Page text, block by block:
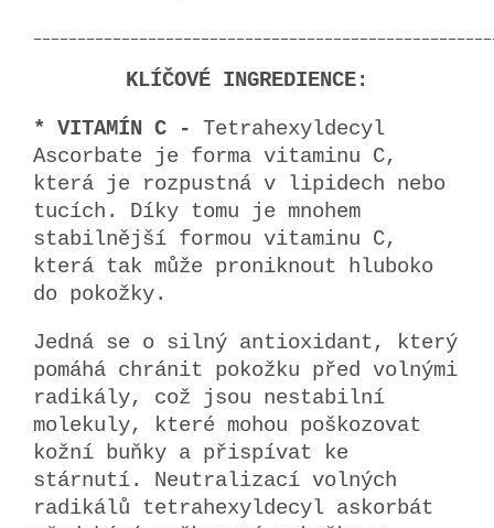
KLÍČOVÉ INGREDIENCE:
* VITAMÍN C - Tetrahexyldecyl
Ascorbate je forma vitaminu C,
která je rozpustná v lipidech nebo
tucích. Díky tomu je mnohem
stabilnější formou vitaminu C,
která tak může proniknout hluboko
do pokožky.
Jedná se o silný antioxidant, který
pomáhá chránit pokožku před volnými
radikály, což jsou nestabilní
molekuly, které mohou poškozovat
kožní buňky a přispívat ke
stárnutí. Neutralizací volných
radikálů tetrahexyldecyl askorbát